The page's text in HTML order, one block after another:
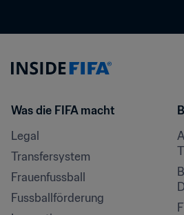
Was die FIFA macht
Legal
Transfersystem
Frauenfussball
Fussballförderung